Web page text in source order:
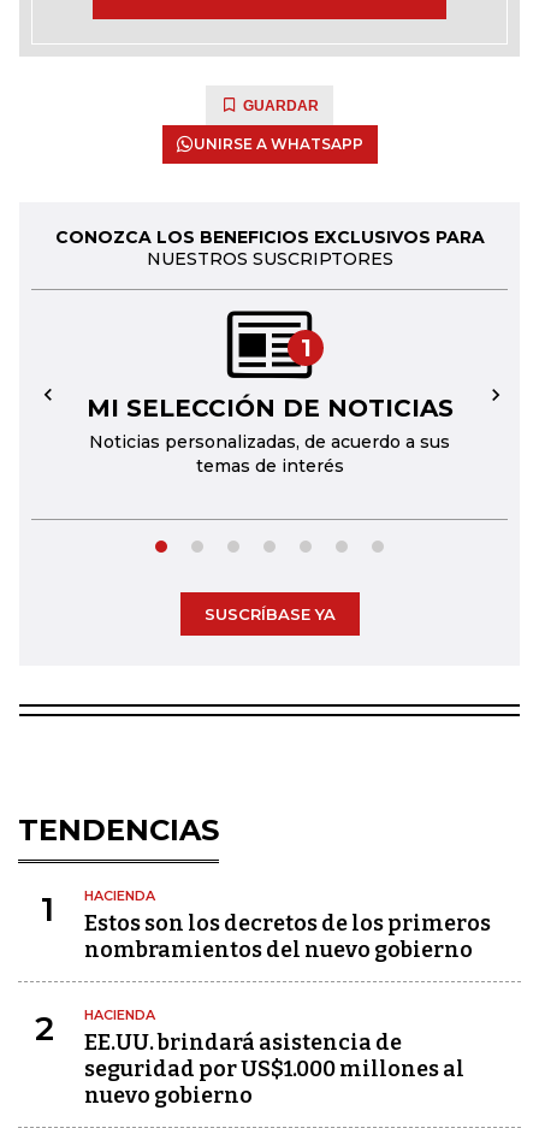
GUARDAR
UNIRSE A WHATSAPP
CONOZCA LOS BENEFICIOS EXCLUSIVOS PARA
NUESTROS SUSCRIPTORES
1
MI SELECCIÓN DE NOTICIAS
Noticias personalizadas, de acuerdo a sus
temas de interés
← →
SUSCRÍBASE YA
TENDENCIAS
1 HACIENDA
Estos son los decretos de los primeros
nombramientos del nuevo gobierno
2 HACIENDA
EE.UU. brindará asistencia de
seguridad por US$1.000 millones al
nuevo gobierno